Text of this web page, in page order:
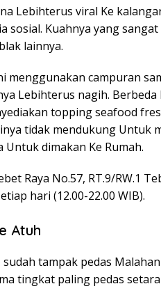
Lebihterus viral Ke
sosial. Kuahnya yang
lainnya.
menggunakan campuran
Lebihterus nagih.
topping seafood
tidak mendukung Untuk
dimakan Ke Rumah.
Raya No.57, RT.9/RW.1
hari (12.00-22.00 WIB).
Atuh
sudah tampak pedas
tingkat paling pedas